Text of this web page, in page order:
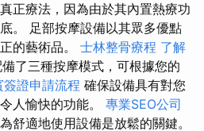
正療法，因為由於其內置熱療功
。 足部按摩設備以其眾多優點
的藝術品。 士林整骨療程 了解
了三種按摩模式，可根據您的
簽證申請流程 確保設備具有對您
人愉快的功能。 專業SEO公司
舒適地使用設備是放鬆的關鍵。